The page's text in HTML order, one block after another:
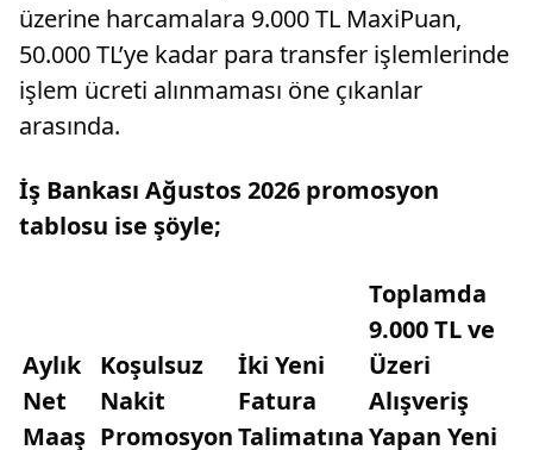
üzerine harcamalara 9.000 TL MaxiPuan,
50.000 TL’ye kadar para transfer işlemlerinde
işlem ücreti alınmaması öne çıkanlar
arasında.
İş Bankası Ağustos 2026 promosyon
tablosu ise şöyle;
Aylık
Net
Maaş
Koşulsuz
Nakit
Promosyon
İki Yeni
Fatura
Talimatına
Toplamda
9.000 TL ve
Üzeri
Alışveriş
Yapan Yeni